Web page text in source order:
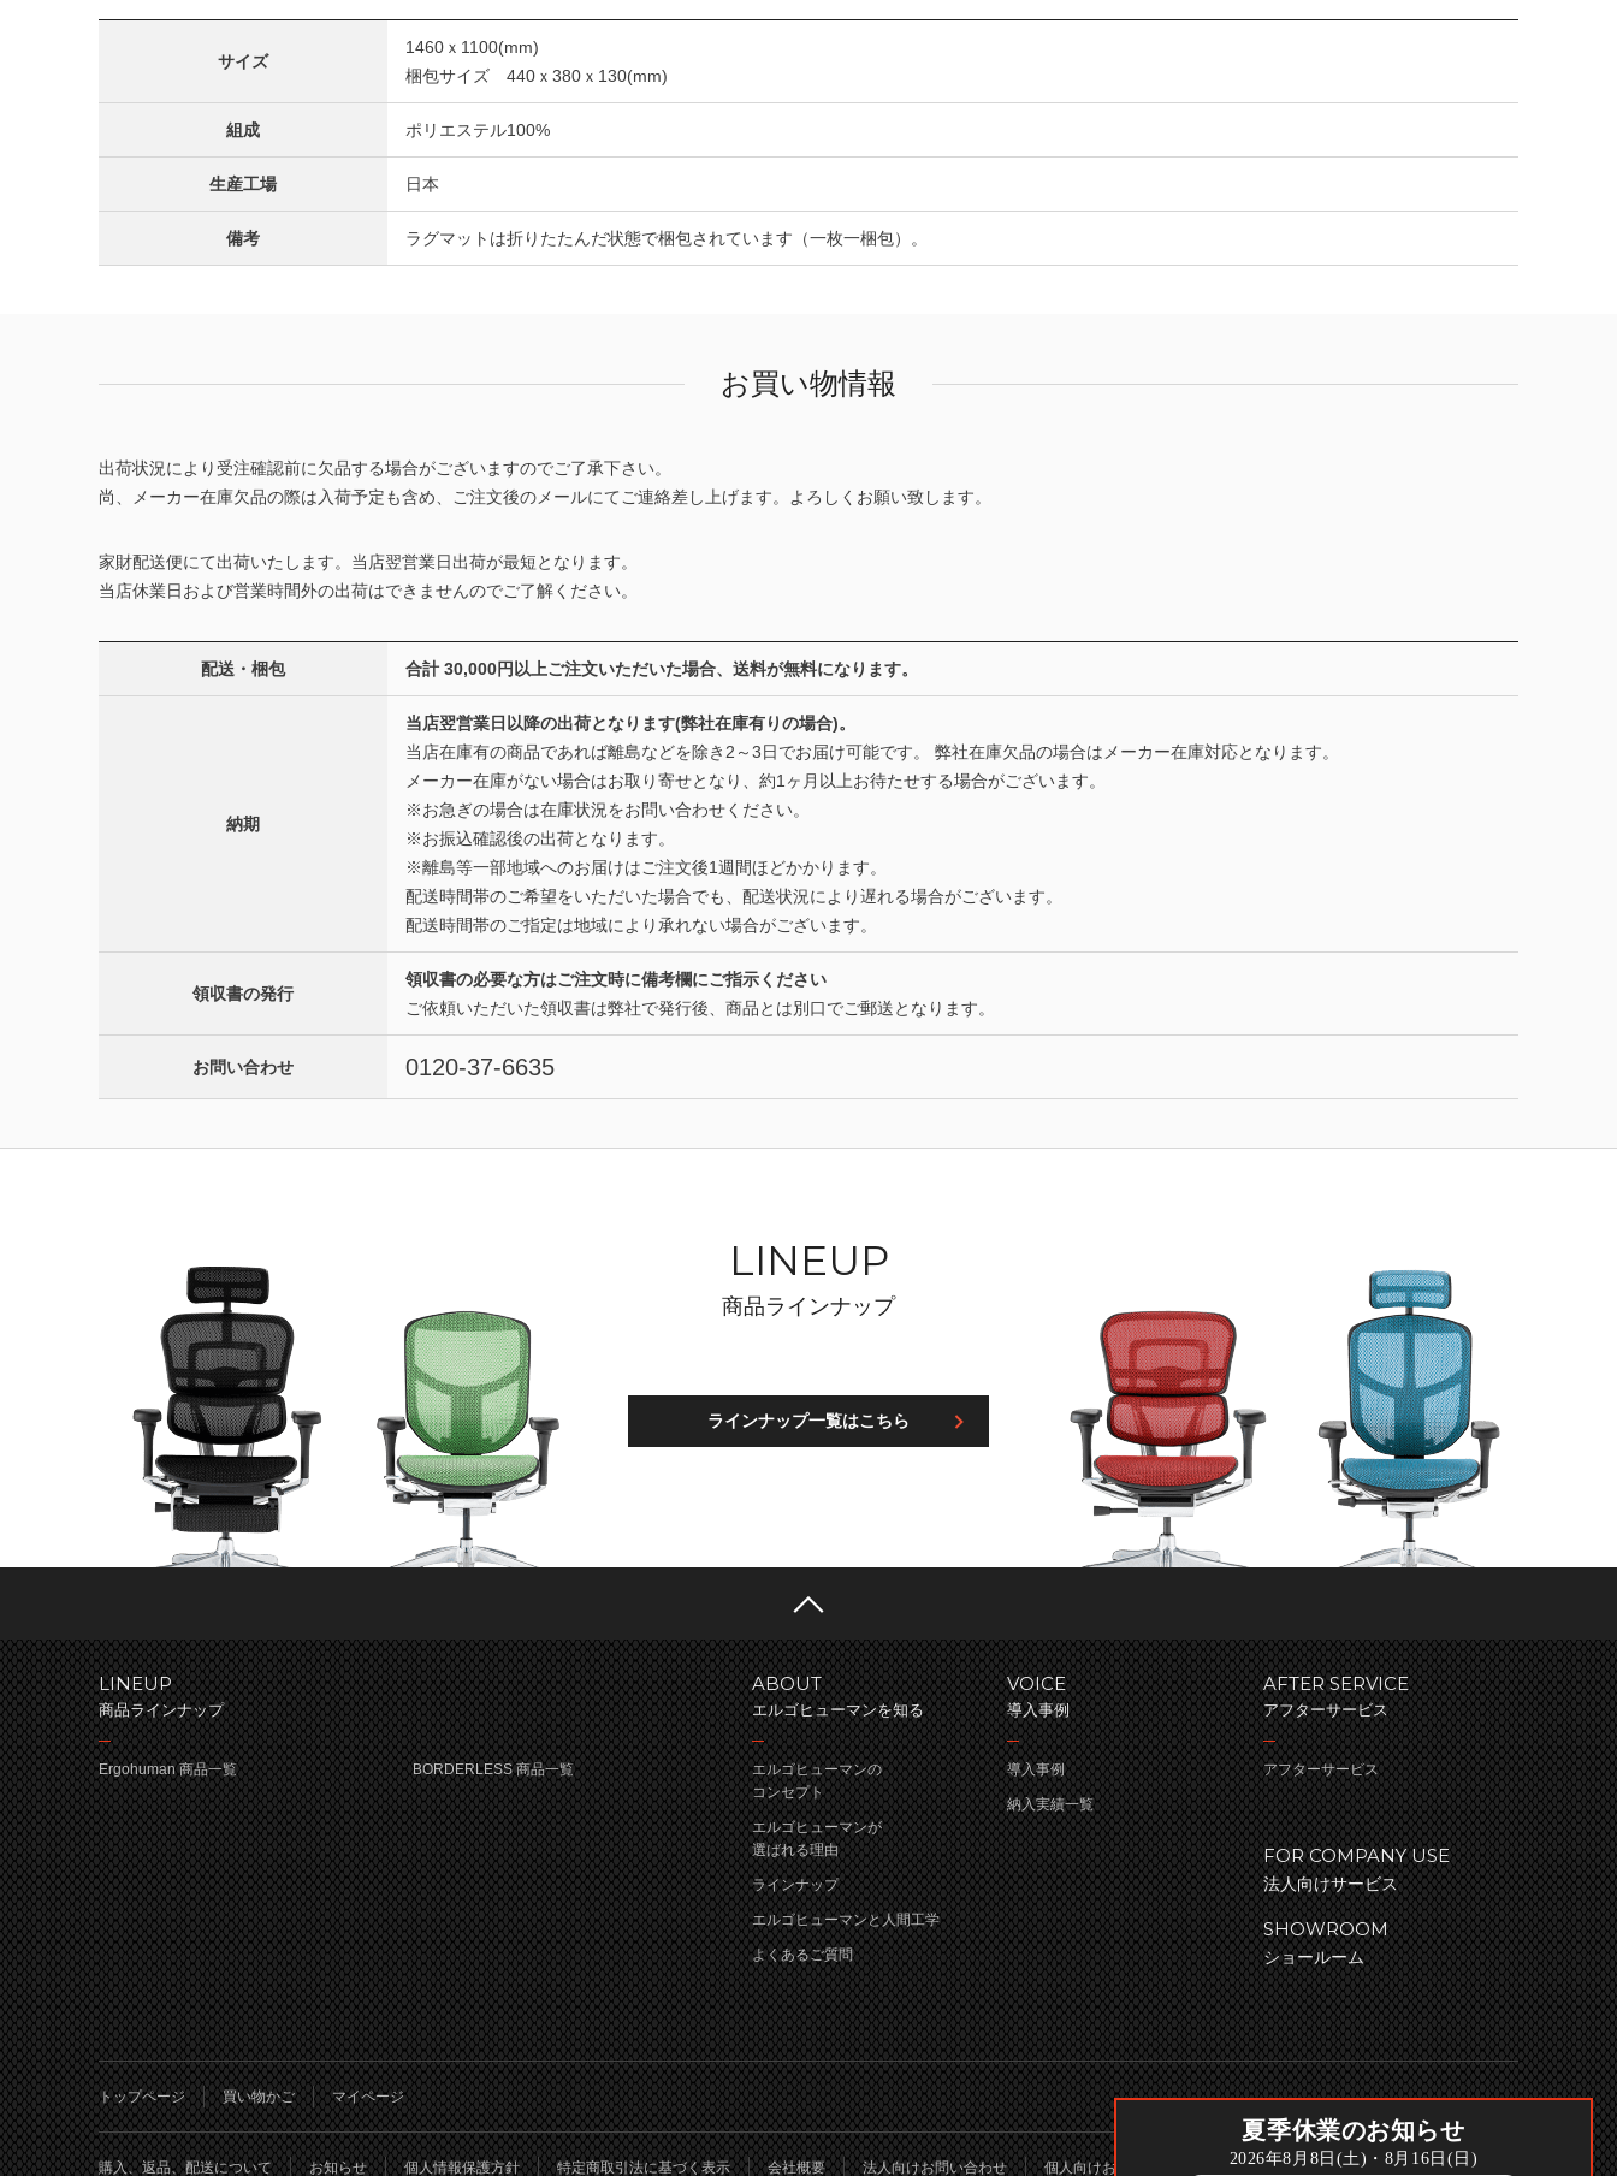
夏季休業のお知らせ
2026年8月8日(土)・8月16日(日)
サイズ
1460ｘ1100(mm)
梱包サイズ 440ｘ380ｘ130(mm)
組成 ポリエステル100%
生産工場 日本
備考 ラグマットは折りたたんだ状態で梱包されています（一枚一梱包）。
お買い物情報
出荷状況により受注確認前に欠品する場合がございますのでご了承下さい。
尚、メーカー在庫欠品の際は入荷予定も含め、ご注文後のメールにてご連絡差し上げます。よろしくお願い致します。
家財配送便にて出荷いたします。当店翌営業日出荷が最短となります。
当店休業日および営業時間外の出荷はできませんのでご了解ください。
配送・梱包 合計 30,000円以上ご注文いただいた場合、送料が無料になります。
納期
当店翌営業日以降の出荷となります(弊社在庫有りの場合)。
当店在庫有の商品であれば離島などを除き2～3日でお届け可能です。 弊社在庫欠品の場合はメーカー在庫対応となります。
メーカー在庫がない場合はお取り寄せとなり、約1ヶ月以上お待たせする場合がございます。
※お急ぎの場合は在庫状況をお問い合わせください。
※お振込確認後の出荷となります。
※離島等一部地域へのお届けはご注文後1週間ほどかかります。
配送時間帯のご希望をいただいた場合でも、配送状況により遅れる場合がございます。
配送時間帯のご指定は地域により承れない場合がございます。
領収書の発行
領収書の必要な方はご注文時に備考欄にご指示ください
ご依頼いただいた領収書は弊社で発行後、商品とは別口でご郵送となります。
お問い合わせ 0120-37-6635
LINEUP
商品ラインナップ
ラインナップ一覧はこちら
LINEUP
商品ラインナップ
Ergohuman 商品一覧 BORDERLESS 商品一覧
ABOUT
エルゴヒューマンを知る
エルゴヒューマンの
コンセプト
エルゴヒューマンが
選ばれる理由
ラインナップ
エルゴヒューマンと人間工学
よくあるご質問
VOICE
導入事例
導入事例
納入実績一覧
AFTER SERVICE
アフターサービス
アフターサービス
FOR COMPANY USE
法人向けサービス
SHOWROOM
ショールーム
トップページ 買い物かご マイページ
購入、返品、配送について お知らせ 個人情報保護方針 特定商取引法に基づく表示 会社概要 法人向けお問い合わせ 個人向けお問い合わせ